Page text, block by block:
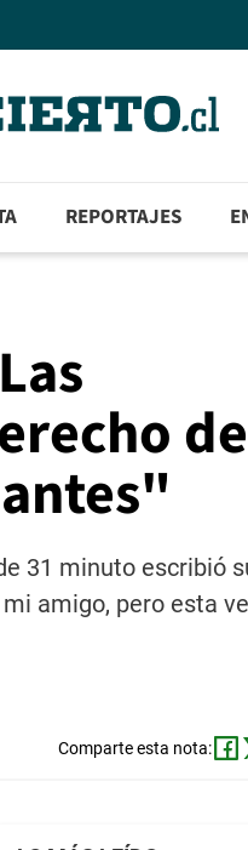
REPORTAJES
31 minuto escribió
amigo, pero esta
Comparte esta nota: